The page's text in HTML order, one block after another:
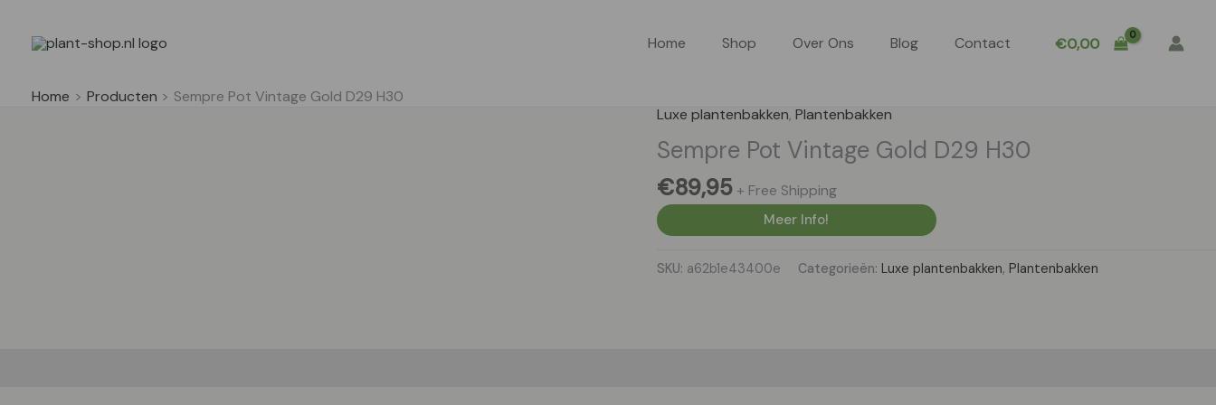
Home Shop Over Ons Blog Contact €0,00
Home Producten
Sempre Pot Vintage Gold D29 H30
Luxe plantenbakken, Plantenbakken
Sempre Pot Vintage Gold D29 H30
€89,95 + Free Shipping
Meer Info!
SKU: a62b1e43400e Categorieën: Luxe plantenbakken, Plantenbakken